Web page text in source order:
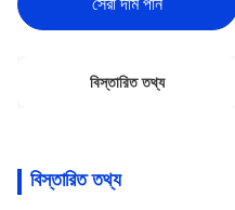
সেরা দাম পান
বিস্তারিত তথ্য
বিস্তারিত তথ্য